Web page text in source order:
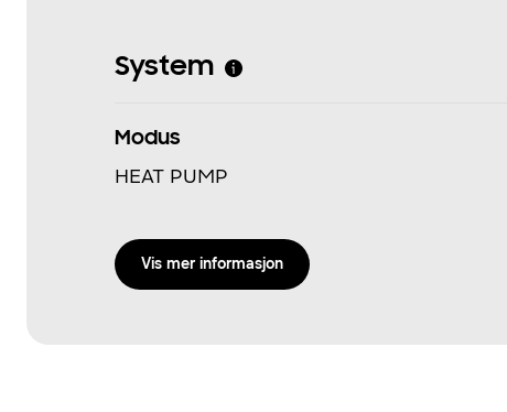
System
Modus
HEAT PUMP
Vis mer informasjon